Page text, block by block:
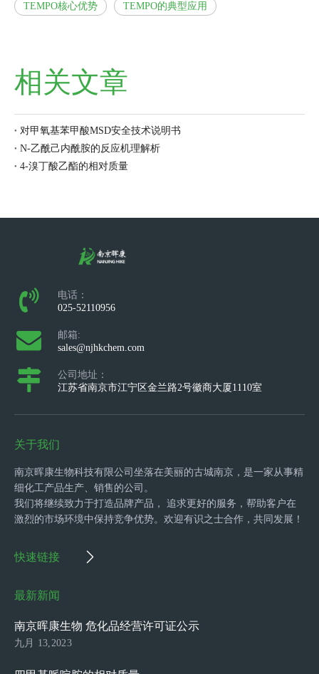
TEMPO核心优势 TEMPO的典型应用
相关文章
对甲氧基苯甲酸MSD安全技术说明书
N-乙酰己内酰胺的反应机理解析
4-溴丁酸乙酯的相对质量
电话：
025-52110956
邮箱:
sales@njhkchem.com
公司地址：
江苏省南京市江宁区金兰路2号徽商大厦1110室
关于我们
南京晖康生物科技有限公司坐落在美丽的古城南京，是一家从事精
细化工产品生产、销售的公司。
我们将继续致力于打造品牌产品， 追求更好的服务，帮助客户在
激烈的市场环境中保持竞争优势。欢迎有识之士合作，共同发展！
快速链接
最新新闻
南京晖康生物 危化品经营许可证公示
九月 13,2023